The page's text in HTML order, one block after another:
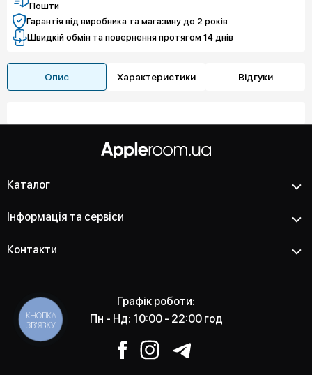
Пошти
Гарантія від виробника та магазину до 2 років
Швидкій обмін та повернення протягом 14 днів
Опис Характеристики Відгуки
Каталог
Інформація та сервіси
Контакти
Графік роботи:
Пн - Нд: 10:00 - 22:00 год
КНОПКА
ЗВ'ЯЗКУ